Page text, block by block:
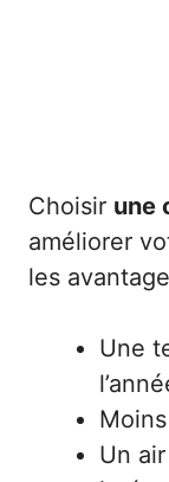
Choisir une
améliorer
les
Une
Un